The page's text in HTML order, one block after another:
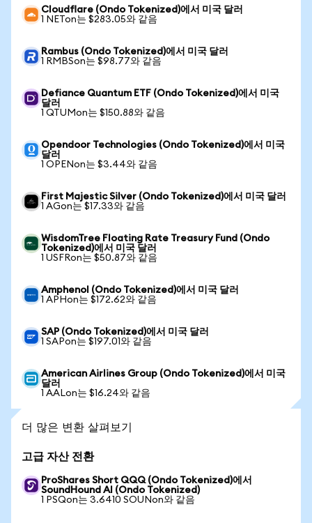
Cloudflare (Ondo Tokenized)에서 미국 달러
1 NETon는 $283.05와 같음
Rambus (Ondo Tokenized)에서 미국 달러
1 RMBSon는 $98.77와 같음
Defiance Quantum ETF (Ondo Tokenized)에서 미국
달러
1 QTUMon는 $150.88와 같음
Opendoor Technologies (Ondo Tokenized)에서 미국
달러
1 OPENon는 $3.44와 같음
First Majestic Silver (Ondo Tokenized)에서 미국 달러
1 AGon는 $17.33와 같음
WisdomTree Floating Rate Treasury Fund (Ondo
Tokenized)에서 미국 달러
1 USFRon는 $50.87와 같음
Amphenol (Ondo Tokenized)에서 미국 달러
1 APHon는 $172.62와 같음
SAP (Ondo Tokenized)에서 미국 달러
1 SAPon는 $197.01와 같음
American Airlines Group (Ondo Tokenized)에서 미국
달러
1 AALon는 $16.24와 같음
더 많은 변환 살펴보기
고급 자산 전환
ProShares Short QQQ (Ondo Tokenized)에서
SoundHound AI (Ondo Tokenized)
1 PSQon는 3.6410 SOUNon와 같음